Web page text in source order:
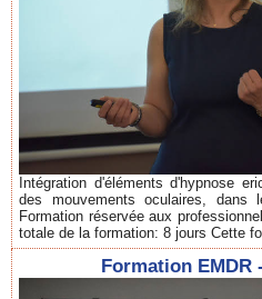
Intégration d'éléments d'hypnose
des mouvements oculaires, dans
Formation réservée aux
totale de la formation: 8 jours Cette
Formation